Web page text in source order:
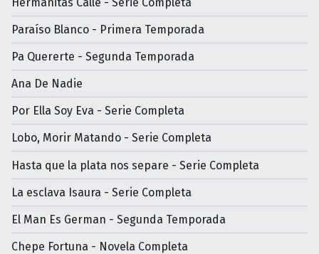
Paraíso Blanco - Primera Temporada
Pa Quererte - Segunda Temporada
Ana De Nadie
Por Ella Soy Eva - Serie Completa
Lobo, Morir Matando - Serie Completa
Hasta que la plata nos separe - Serie Completa
La esclava Isaura - Serie Completa
El Man Es German - Segunda Temporada
Chepe Fortuna - Novela Completa